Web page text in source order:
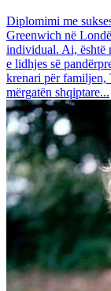
Diplomimi me
Greenwich në
individual. Ai, është
e lidhjes së
krenari për familjen,
mërgatën shqiptare...